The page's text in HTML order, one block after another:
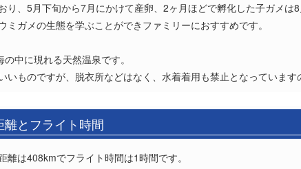
り、5月下旬から7月にかけて産卵、2ヶ月ほどで孵化した子ガメは8
ガメの生態を学ぶことができファミリーにおすすめです。
中に現れる天然温泉です。
ものですが、脱衣所などはなく、水着着用も禁止となっています
とフライト時間
は408kmでフライト時間は1時間です。